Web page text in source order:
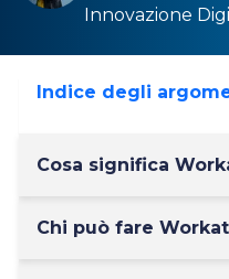
Innovazione
Indice degli
Cosa significa
Chi può fare